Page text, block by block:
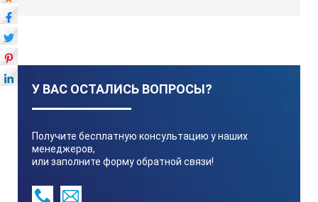
У ВАС ОСТАЛИСЬ ВОПРОСЫ?
Получите бесплатную консультацию у наших
менеджеров,
или заполните форму обратной связи!